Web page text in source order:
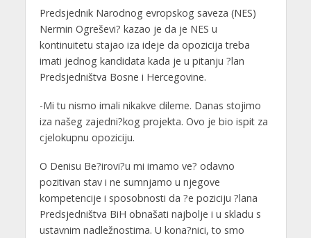
Predsjednik Narodnog evropskog saveza (NES)
Nermin Ogreševi? kazao je da je NES u
kontinuitetu stajao iza ideje da opozicija treba
imati jednog kandidata kada je u pitanju ?lan
Predsjedništva Bosne i Hercegovine.
-Mi tu nismo imali nikakve dileme. Danas stojimo
iza našeg zajedni?kog projekta. Ovo je bio ispit za
cjelokupnu opoziciju.
O Denisu Be?irovi?u mi imamo ve? odavno
pozitivan stav i ne sumnjamo u njegove
kompetencije i sposobnosti da ?e poziciju ?lana
Predsjedništva BiH obnašati najbolje i u skladu s
ustavnim nadležnostima. U kona?nici, to smo